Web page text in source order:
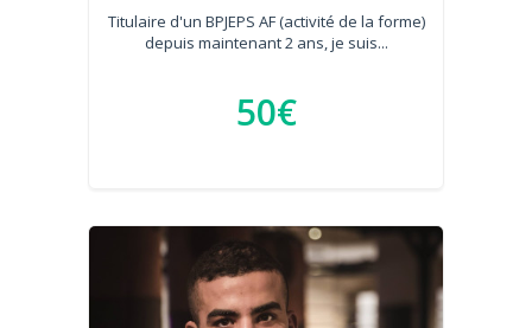
Titulaire d'un BPJEPS AF (activité de la forme)
depuis maintenant 2 ans, je suis...
50€